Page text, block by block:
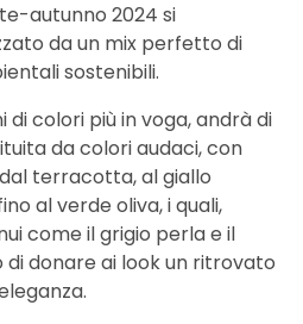
autunno 2024 si
da un mix perfetto di
sostenibili.
colori più in voga, andrà di
da colori audaci, con
terracotta, al giallo
al verde oliva, i quali,
come il grigio perla e il
di donare ai look un ritrovato